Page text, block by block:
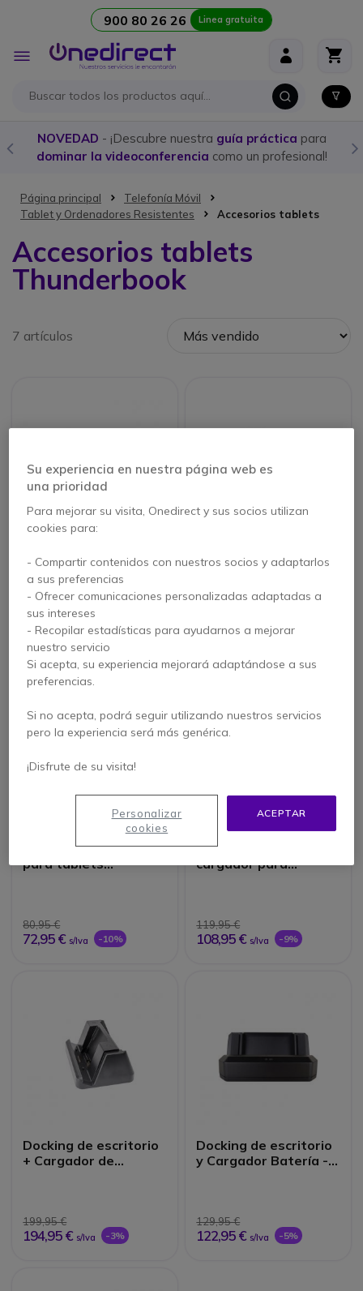
900 80 26 26 Linea gratuita
Toggle
Nav
NOVEDAD - ¡Descubre nuestra guía práctica para
dominar la videoconferencia como un profesional!
Página principal
Telefonía Móvil
Tablet y Ordenadores Resistentes
Accesorios tablets
Accesorios tablets
Thunderbook
7 artículos
capacitivo con cuerda
Negro
31,95 €
27,95 €
de escritorio para
98,95 €
Cargador de vehículo
para tablets
80,95 €
72,95 € s/Iva -10%
Thunderbook
cargador para
119,95 €
108,95 € s/Iva -9%
Docking de escritorio
+ Cargador de
199,95 €
194,95 € s/Iva -3%
Docking de escritorio
y Cargador Batería -
129,95 €
122,95 € s/Iva -5%
Su experiencia en nuestra página web es
una prioridad
Para mejorar su visita, Onedirect y sus socios utilizan
cookies para:
- Compartir contenidos con nuestros socios y adaptarlos
a sus preferencias
- Ofrecer comunicaciones personalizadas adaptadas a
sus intereses
- Recopilar estadísticas para ayudarnos a mejorar
nuestro servicio
Si acepta, su experiencia mejorará adaptándose a sus
preferencias.
Si no acepta, podrá seguir utilizando nuestros servicios
pero la experiencia será más genérica.
¡Disfrute de su visita!
ACEPTAR
Personalizar
cookies